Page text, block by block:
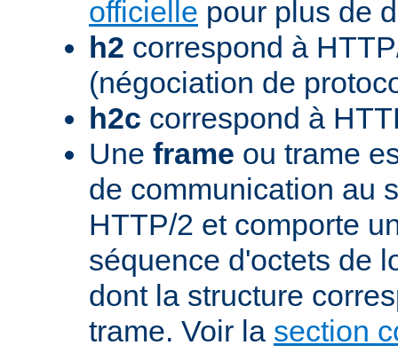
officielle pour plus de
h2 correspond à
(négociation de
h2c correspond à
Une frame ou trame
de communication au
HTTP/2 et comporte
séquence d'octets de
dont la structure
trame. Voir la section